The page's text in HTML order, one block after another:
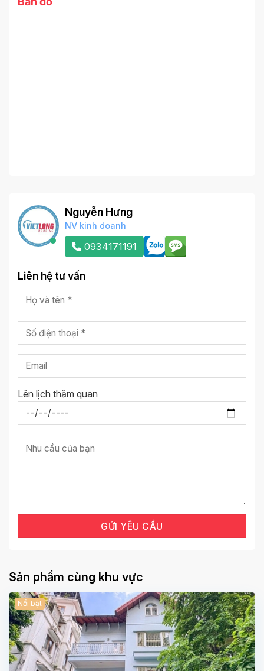
Nguyễn Hưng
NV kinh doanh
0934171191
Liên hệ tư vấn
Lên lịch thăm quan
Sản phẩm cùng khu vực
Nổi bật